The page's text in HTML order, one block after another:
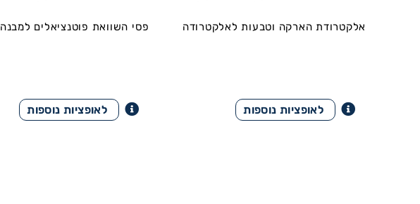
אלקטרודת הארקה וטבעות לאלקטרודה פסי השוואת פוטנציאלים למבנה